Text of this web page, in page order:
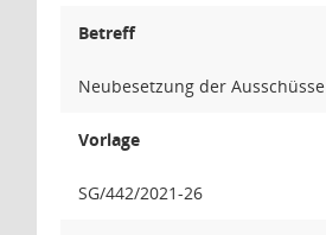
Betreff
Neubesetzung der Ausschüsse
Vorlage
SG/442/2021-26